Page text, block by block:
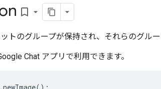
bookmark_border
トのグループが保持され、それらのグルー
Chat アプリで利用できます。